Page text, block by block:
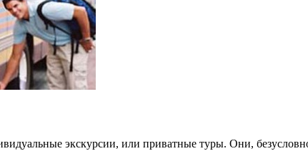
экскурсии, или приватные туры. Они,